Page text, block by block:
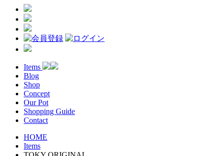
Items
Blog
Shop
Concept
Our Pot
Shopping Guide
Contact
HOME
Items